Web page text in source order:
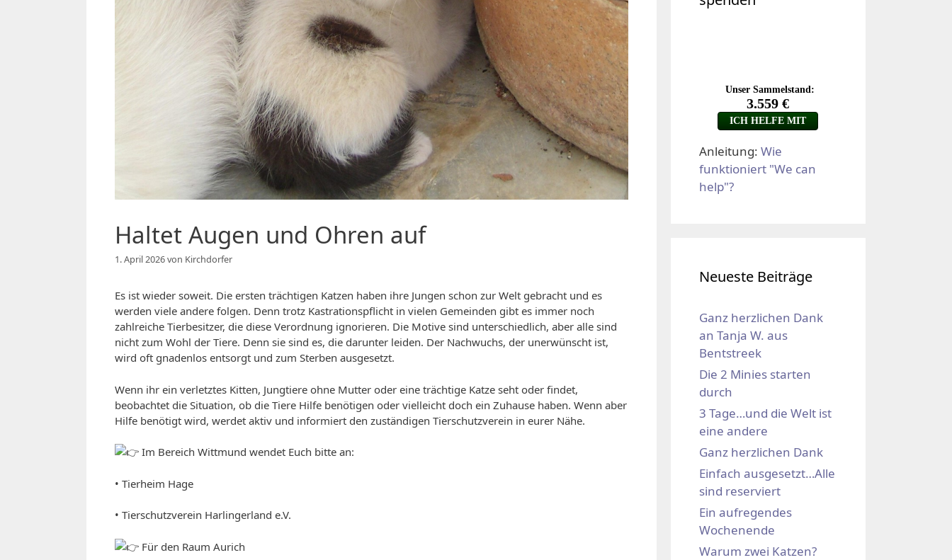
Haltet Augen und Ohren auf
1. April 2026von Kirchdorfer
Es ist wieder soweit. Die ersten trächtigen Katzen haben ihre Jungen schon zur Welt gebracht und es
werden viele andere folgen. Denn trotz Kastrationspflicht in vielen Gemeinden gibt es immer noch
zahlreiche Tierbesitzer, die diese Verordnung ignorieren. Die Motive sind unterschiedlich, aber alle sind
nicht zum Wohl der Tiere. Denn sie sind es, die darunter leiden. Der Nachwuchs, der unerwünscht ist,
wird oft gnadenlos entsorgt und zum Sterben ausgesetzt.
Wenn ihr ein verletztes Kitten, Jungtiere ohne Mutter oder eine trächtige Katze seht oder findet,
beobachtet die Situation, ob die Tiere Hilfe benötigen oder vielleicht doch ein Zuhause haben. Wenn aber
Hilfe benötigt wird, werdet aktiv und informiert den zuständigen Tierschutzverein in eurer Nähe.
Im Bereich Wittmund wendet Euch bitte an:
• Tierheim Hage
• Tierschutzverein Harlingerland e.V.
Für den Raum Aurich
Anleitung: Wie
funktioniert "We can
help"?
Neueste Beiträge
Ganz herzlichen Dank
an Tanja W. aus
Bentstreek
Die 2 Minies starten
durch
3 Tage…und die Welt ist
eine andere
Ganz herzlichen Dank
Einfach ausgesetzt…Alle
sind reserviert
Ein aufregendes
Wochenende
Warum zwei Katzen?